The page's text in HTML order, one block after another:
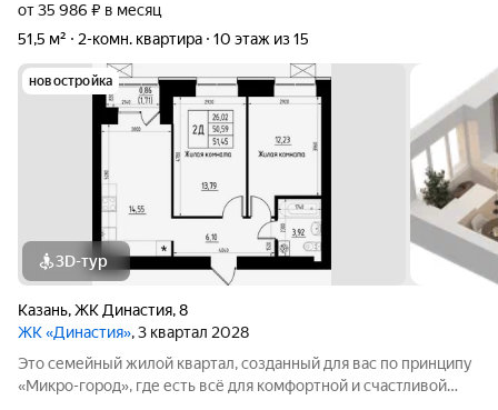
от 35 986 ₽ в месяц
51,5 м²
2-комн. квартира 10 этаж из 15
новостройка
3D-тур
Казань,ЖК Династия,8
ЖК «Династия», 3 квартал 2028
Это семейный жилой квартал, созданный для вас по принципу
«Микро-город», где есть всё для комфортной и счастливой